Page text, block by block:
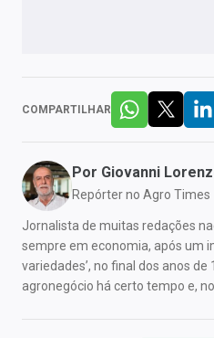
COMPARTILHAR
Por Giovanni
Repórter no Agro Times
Jornalista de muitas redações
sempre em economia, após um
variedades’, no final dos anos
agronegócio há certo tempo e,